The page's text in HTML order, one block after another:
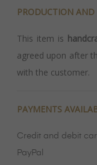
PRODUCTION
This item is
agreed upon after
with the customer.
PAYMENTS
Credit and debit
PayPal